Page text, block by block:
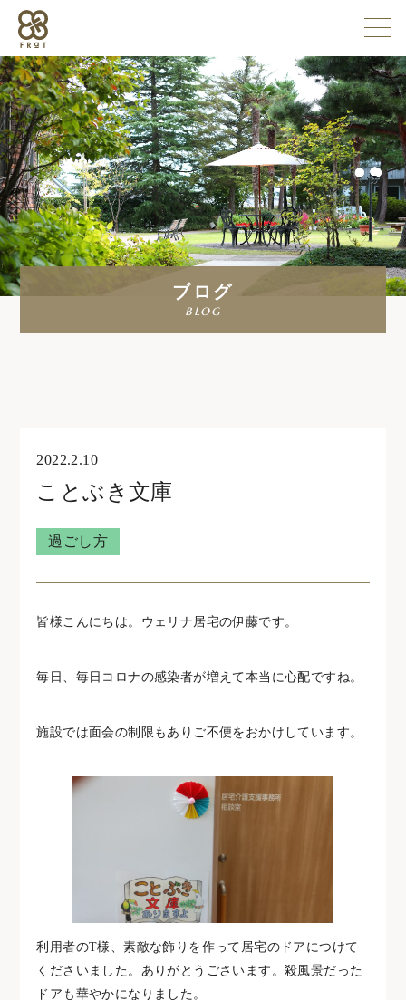
施設情報
企業情報
採用情報
よくある質問
住宅型有料老人ホームウェリナ
0761-47-7215
ブログ
blog
2022.2.10
ことぶき文庫
過ごし方
皆様こんにちは。ウェリナ居宅の伊藤です。
毎日、毎日コロナの感染者が増えて本当に心配ですね。
施設では面会の制限もありご不便をおかけしています。
利用者のT様、素敵な飾りを作って居宅のドアにつけて
くださいました。ありがとうごさいます。殺風景だった
ドアも華やかになりました。